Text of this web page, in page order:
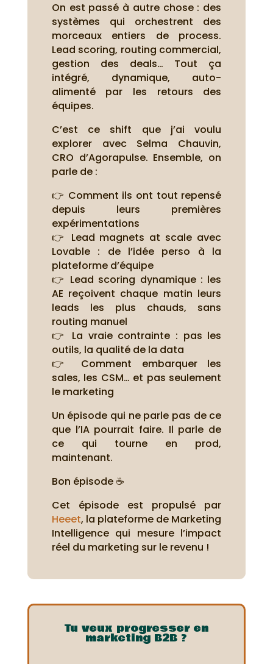
On est passé à autre chose : des
systèmes qui orchestrent des
morceaux entiers de process.
Lead scoring, routing commercial,
gestion des deals… Tout ça
intégré, dynamique, auto-
alimenté par les retours des
équipes.
C’est ce shift que j’ai voulu
explorer avec Selma Chauvin,
CRO d’Agorapulse. Ensemble, on
parle de :
👉 Comment ils ont tout repensé
depuis leurs premières
expérimentations
👉 Lead magnets at scale avec
Lovable : de l’idée perso à la
plateforme d’équipe
👉 Lead scoring dynamique : les
AE reçoivent chaque matin leurs
leads les plus chauds, sans
routing manuel
👉 La vraie contrainte : pas les
outils, la qualité de la data
👉 Comment embarquer les
sales, les CSM… et pas seulement
le marketing
Un épisode qui ne parle pas de ce
que l’IA pourrait faire. Il parle de
ce qui tourne en prod,
maintenant.
Bon épisode ☕
Cet épisode est propulsé par
Heeet, la plateforme de Marketing
Intelligence qui mesure l’impact
réel du marketing sur le revenu !
Tu veux progresser en
marketing B2B ?